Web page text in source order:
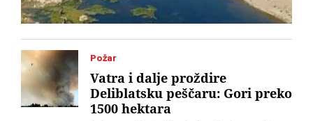
Požar
Vatra i dalje proždire
Deliblatsku peščaru: Gori preko
1500 hektara